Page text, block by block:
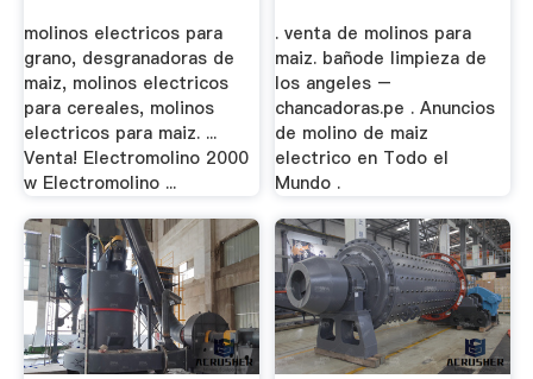
molinos electricos para
grano, desgranadoras de
maiz, molinos electricos
para cereales, molinos
electricos para maiz. ...
Venta! Electromolino 2000
w Electromolino ...
. venta de molinos para
maiz. bañode limpieza de
los angeles –
chancadoras.pe . Anuncios
de molino de maiz
electrico en Todo el
Mundo .